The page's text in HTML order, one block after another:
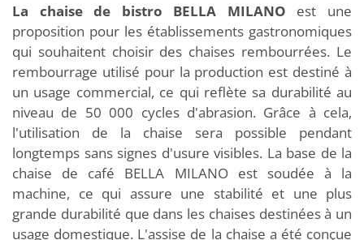
La chaise de bistro BELLA MILANO est une
proposition pour les établissements gastronomiques
qui souhaitent choisir des chaises rembourrées. Le
rembourrage utilisé pour la production est destiné à
un usage commercial, ce qui reflète sa durabilité au
niveau de 50 000 cycles d'abrasion. Grâce à cela,
l'utilisation de la chaise sera possible pendant
longtemps sans signes d'usure visibles. La base de la
chaise de café BELLA MILANO est soudée à la
machine, ce qui assure une stabilité et une plus
grande durabilité que dans les chaises destinées à un
usage domestique. L'assise de la chaise a été conçue